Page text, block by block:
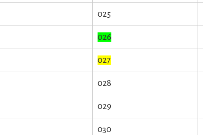
025
026
027
028
029
030